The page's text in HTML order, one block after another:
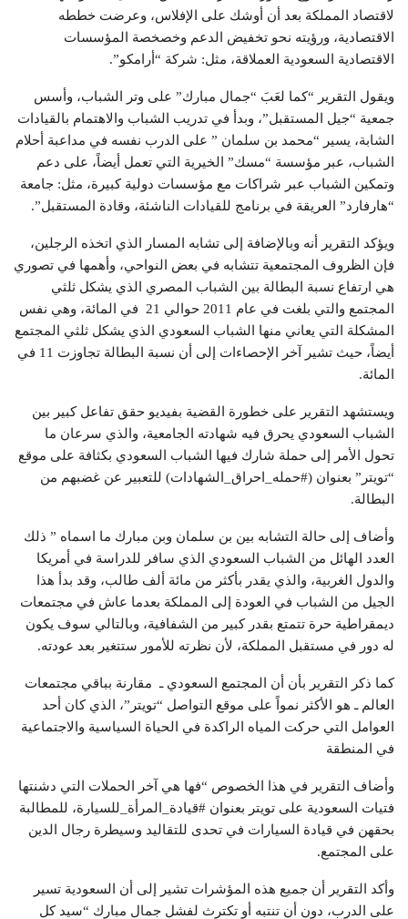
لاقتصاد المملكة بعد أن أوشك على الإفلاس، وعرضت خططه
الاقتصادية، ورؤيته نحو تخفيض الدعم وخصخصة المؤسسات
الاقتصادية السعودية العملاقة، مثل: شركة “أرامكو”.
ويقول التقرير “كما لعَبَ “جمال مبارك” على وتر الشباب، وأسس
جمعية “جيل المستقبل”، وبدأ في تدريب الشباب والاهتمام بالقيادات
الشابة، يسير “محمد بن سلمان ” على الدرب نفسه في مداعبة أحلام
الشباب، عبر مؤسسة “مسك” الخيرية التي تعمل أيضاً، على دعم
وتمكين الشباب عبر شراكات مع مؤسسات دولية كبيرة، مثل: جامعة
“هارفارد” العريقة في برنامج للقيادات الناشئة، وقادة المستقبل”.
ويؤكد التقرير أنه وبالإضافة إلى تشابه المسار الذي اتخذه الرجلين،
فإن الظروف المجتمعية تتشابه في بعض النواحي، وأهمها في تصوري
هي ارتفاع نسبة البطالة بين الشباب المصري الذي يشكل ثلثي
المجتمع والتي بلغت في عام 2011 حوالي 21 في المائة، وهي نفس
المشكلة التي يعاني منها الشباب السعودي الذي يشكل ثلثي المجتمع
أيضاً، حيث تشير آخر الإحصاءات إلى أن نسبة البطالة تجاوزت 11 في
المائة.
ويستشهد التقرير على خطورة القضية بفيديو حقق تفاعل كبير بين
الشباب السعودي يحرق فيه شهادته الجامعية، والذي سرعان ما
تحول الأمر إلى حملة شارك فيها الشباب السعودي بكثافة على موقع
“تويتر” بعنوان (#حمله_احراق_الشهادات) للتعبير عن غضبهم من
البطالة.
وأضاف إلى حالة التشابه بين بن سلمان وبن مبارك ما اسماه ” ذلك
العدد الهائل من الشباب السعودي الذي سافر للدراسة في أمريكا
والدول الغربية، والذي يقدر بأكثر من مائة ألف طالب، وقد بدأ هذا
الجيل من الشباب في العودة إلى المملكة بعدما عاش في مجتمعات
ديمقراطية حرة تتمتع بقدر كبير من الشفافية، وبالتالي سوف يكون
له دور في مستقبل المملكة، لأن نظرته للأمور ستتغير بعد عودته.
كما ذكر التقرير بأن أن المجتمع السعودي ـ مقارنة بباقي مجتمعات
العالم ـ هو الأكثر نمواً على موقع التواصل “تويتر”، الذي كان أحد
العوامل التي حركت المياه الراكدة في الحياة السياسية والاجتماعية
في المنطقة
وأضاف التقرير في هذا الخصوص “فها هي آخر الحملات التي دشنتها
فتيات السعودية على تويتر بعنوان #قيادة_المرأة_للسيارة، للمطالبة
بحقهن في قيادة السيارات في تحدى للتقاليد وسيطرة رجال الدين
على المجتمع.
وأكد التقرير أن جميع هذه المؤشرات تشير إلى أن السعودية تسير
على الدرب، دون أن تنتبه أو تكترث لفشل جمال مبارك “سيد كل